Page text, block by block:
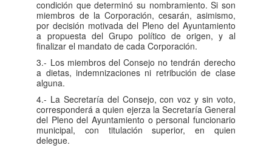
condición que determinó su nombramiento. Si son
miembros de la Corporación, cesarán, asimismo,
por decisión motivada del Pleno del Ayuntamiento
a propuesta del Grupo político de origen, y al
finalizar el mandato de cada Corporación.
3.- Los miembros del Consejo no tendrán derecho
a dietas, indemnizaciones ni retribución de clase
alguna.
4.- La Secretaría del Consejo, con voz y sin voto,
corresponderá a quien ejerza la Secretaría General
del Pleno del Ayuntamiento o personal funcionario
municipal, con titulación superior, en quien
delegue.